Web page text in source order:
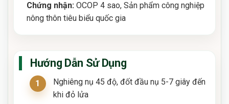
Chứng nhận: OCOP 4 sao, Sản phẩm công nghiệp
nông thôn tiêu biểu quốc gia
Hướng Dẫn Sử Dụng
Nghiêng nụ 45 độ, đốt đầu nụ 5-7 giây đến
khi đỏ lửa